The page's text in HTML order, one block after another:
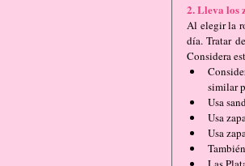
2. Lleva los
Al elegir la
día. Tratar
Considera
similar
Usa
Usa
Usa